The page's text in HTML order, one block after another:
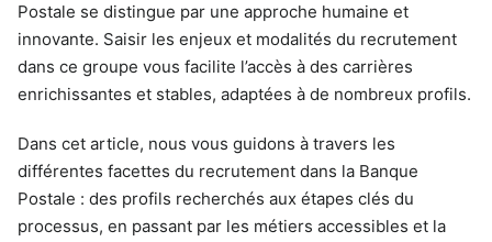
Postale se distingue par une approche humaine et
innovante. Saisir les enjeux et modalités du recrutement
dans ce groupe vous facilite l’accès à des carrières
enrichissantes et stables, adaptées à de nombreux profils.
Dans cet article, nous vous guidons à travers les
différentes facettes du recrutement dans la Banque
Postale : des profils recherchés aux étapes clés du
processus, en passant par les métiers accessibles et la